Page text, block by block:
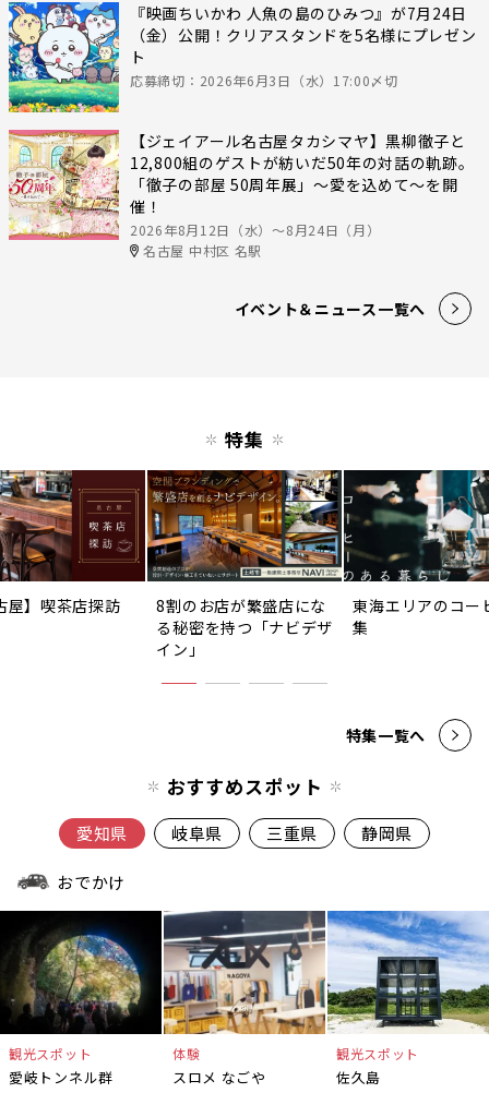
『映画ちいかわ 人魚の島のひみつ』が7月24日
（金）公開！クリアスタンドを5名様にプレゼン
ト
応募締切：2026年6月3日（水）17:00〆切
【ジェイアール名古屋タカシマヤ】黒柳徹子と
12,800組のゲストが紡いだ50年の対話の軌跡。
「徹子の部屋 50周年展」～愛を込めて～を開
催！
2026年8月12日（水）〜8月24日（月）
名古屋 中村区 名駅
イベント＆ニュース一覧へ
特集
屋】喫茶店探訪
8割のお店が繁盛店にな
る秘密を持つ「ナビデザ
イン」
東海エリアのコー
集
特集一覧へ
おすすめスポット
愛知県 岐阜県 三重県 静岡県
おでかけ
観光スポット
愛岐トンネル群
体験
スロメ なごや
観光スポット
佐久島